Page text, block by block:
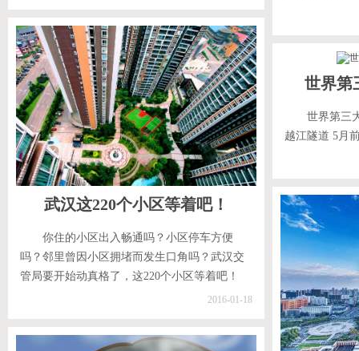
武汉这220个小区等着吧！
你住的小区出入畅通吗？小区停车方便
吗？邻里曾因小区拥堵而发生口角吗？武汉交
管局要开始动真格了，这220个小区等着吧！
2016-01-18
世界第
世界第三
越江隧道 5月